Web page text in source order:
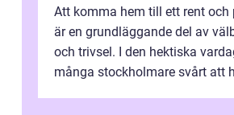
Att komma hem till ett rent och
är en grundläggande del av
och trivsel. I den hektiska
många stockholmare svårt att